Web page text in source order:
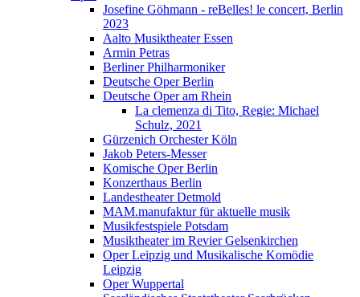
Josefine Göhmann - reBelles! le concert, Berlin
2023
Aalto Musiktheater Essen
Armin Petras
Berliner Philharmoniker
Deutsche Oper Berlin
Deutsche Oper am Rhein
La clemenza di Tito, Regie: Michael
Schulz, 2021
Gürzenich Orchester Köln
Jakob Peters-Messer
Komische Oper Berlin
Konzerthaus Berlin
Landestheater Detmold
MAM.manufaktur für aktuelle musik
Musikfestspiele Potsdam
Musiktheater im Revier Gelsenkirchen
Oper Leipzig und Musikalische Komödie
Leipzig
Oper Wuppertal